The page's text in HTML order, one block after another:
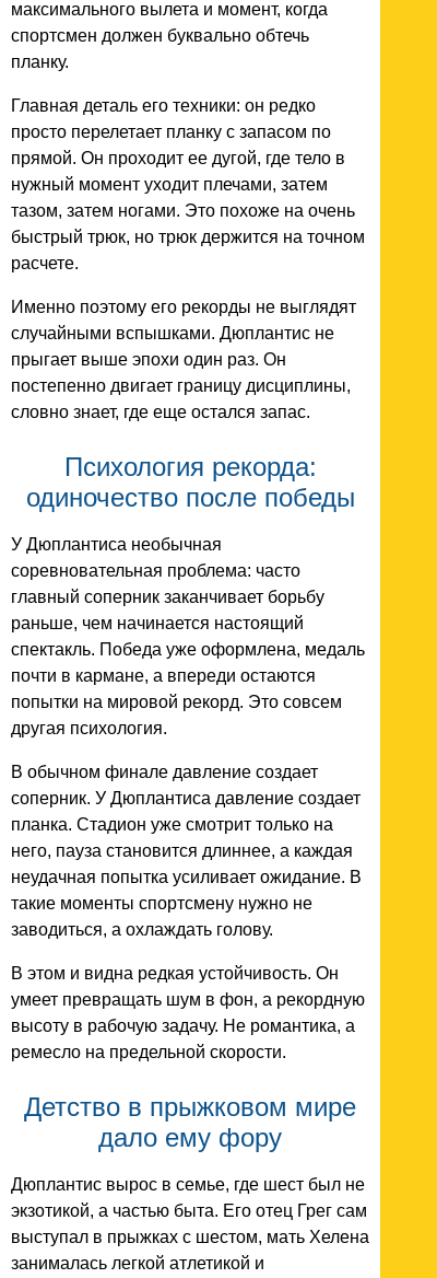
максимального вылета и момент, когда
спортсмен должен буквально обтечь
планку.
Главная деталь его техники: он редко
просто перелетает планку с запасом по
прямой. Он проходит ее дугой, где тело в
нужный момент уходит плечами, затем
тазом, затем ногами. Это похоже на очень
быстрый трюк, но трюк держится на точном
расчете.
Именно поэтому его рекорды не выглядят
случайными вспышками. Дюплантис не
прыгает выше эпохи один раз. Он
постепенно двигает границу дисциплины,
словно знает, где еще остался запас.
Психология рекорда:
одиночество после победы
У Дюплантиса необычная
соревновательная проблема: часто
главный соперник заканчивает борьбу
раньше, чем начинается настоящий
спектакль. Победа уже оформлена, медаль
почти в кармане, а впереди остаются
попытки на мировой рекорд. Это совсем
другая психология.
В обычном финале давление создает
соперник. У Дюплантиса давление создает
планка. Стадион уже смотрит только на
него, пауза становится длиннее, а каждая
неудачная попытка усиливает ожидание. В
такие моменты спортсмену нужно не
заводиться, а охлаждать голову.
В этом и видна редкая устойчивость. Он
умеет превращать шум в фон, а рекордную
высоту в рабочую задачу. Не романтика, а
ремесло на предельной скорости.
Детство в прыжковом мире
дало ему фору
Дюплантис вырос в семье, где шест был не
экзотикой, а частью быта. Его отец Грег сам
выступал в прыжках с шестом, мать Хелена
занималась легкой атлетикой и